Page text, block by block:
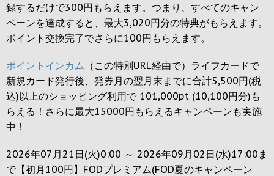
録するだけで300円 もらえます。つまり、すべてのキャン
ペーンを達成すると、最大3,020円分の特典がもらえます。
ポイント交換完了でさらに100円 もらえます。
ポイントインカム （この特別URL経由で）ライフカードで
新規カード発行後、発券月の翌月末までに合計5,500円(税
込)以上のショッピング利用で 101,000pt (10,100円分)も
らえる！さらに最大15000円もらえるキャンペーンも実施
中！
2026年07月21日(火)0:00 ～ 2026年09月02日(水)17:00ま
で【初月100円】FODプレミアム(FOD夏のキャンペーン